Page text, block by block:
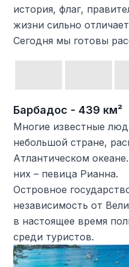
история, флаг,
жизни сильно
Сегодня мы готовы
Барбадос - 439 км²
Многие известные
небольшой стране,
Атлантическом
них – певица Рианна.
Островное
независимость от
в настоящее время
среди туристов.